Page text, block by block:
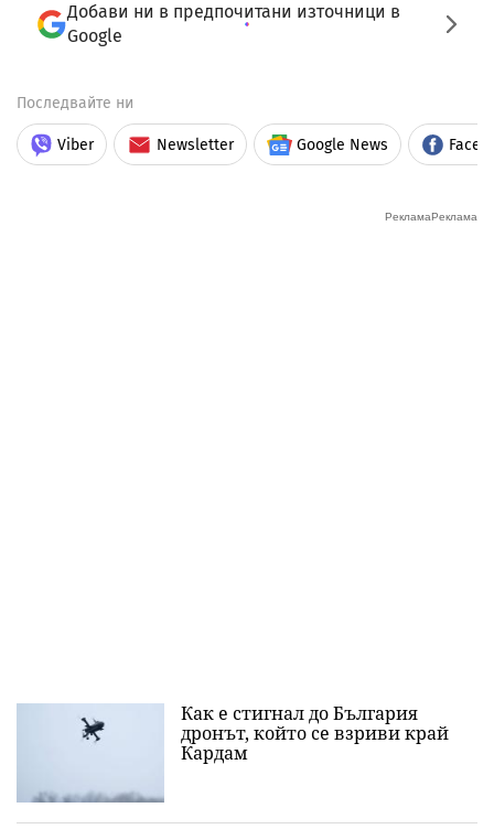
Добави ни в предпочитани източници в
Google
Последвайте ни
Viber Newsletter Google News
Как е стигнал до България
дронът, който се взриви край
Кардам